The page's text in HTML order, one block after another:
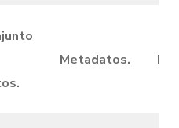
Metadatos.